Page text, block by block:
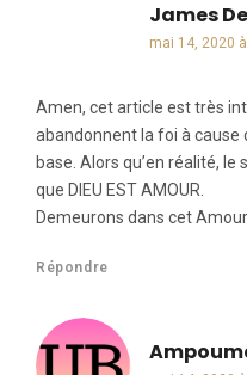
James
mai 14, 2020
Amen, cet article est très
abandonnent la foi à cause
base. Alors qu’en réalité,
que DIEU EST AMOUR.
Demeurons dans cet
Répondre